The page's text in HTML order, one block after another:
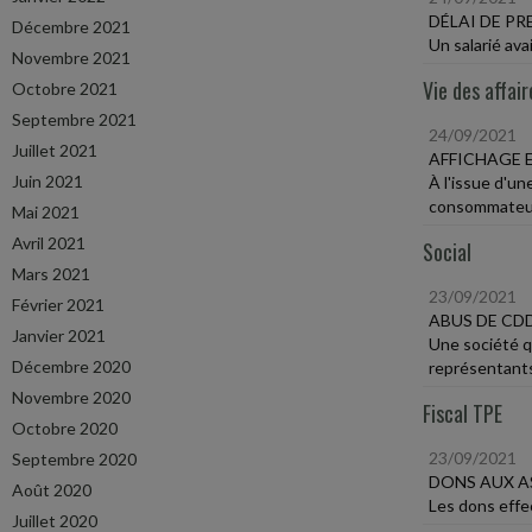
Décembre 2021
Novembre 2021
Octobre 2021
Septembre 2021
Juillet 2021
Juin 2021
Mai 2021
Avril 2021
Mars 2021
Février 2021
Janvier 2021
Décembre 2020
Novembre 2020
Octobre 2020
Septembre 2020
Août 2020
Juillet 2020
DÉLAI DE
Un salarié
Vie des
24/09/2021
AFFICHAGE
À l'issue
Social
23/09/2021
ABUS DE
Une société
Fiscal TPE
23/09/2021
DONS AUX
Les dons